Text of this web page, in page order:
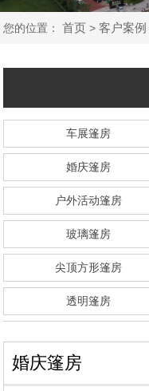
您的位置：首页 >客户案例
车展篷房
婚庆篷房
户外活动篷房
玻璃篷房
尖顶方形篷房
透明篷房
婚庆篷房